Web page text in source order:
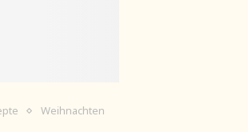
Weihnachten